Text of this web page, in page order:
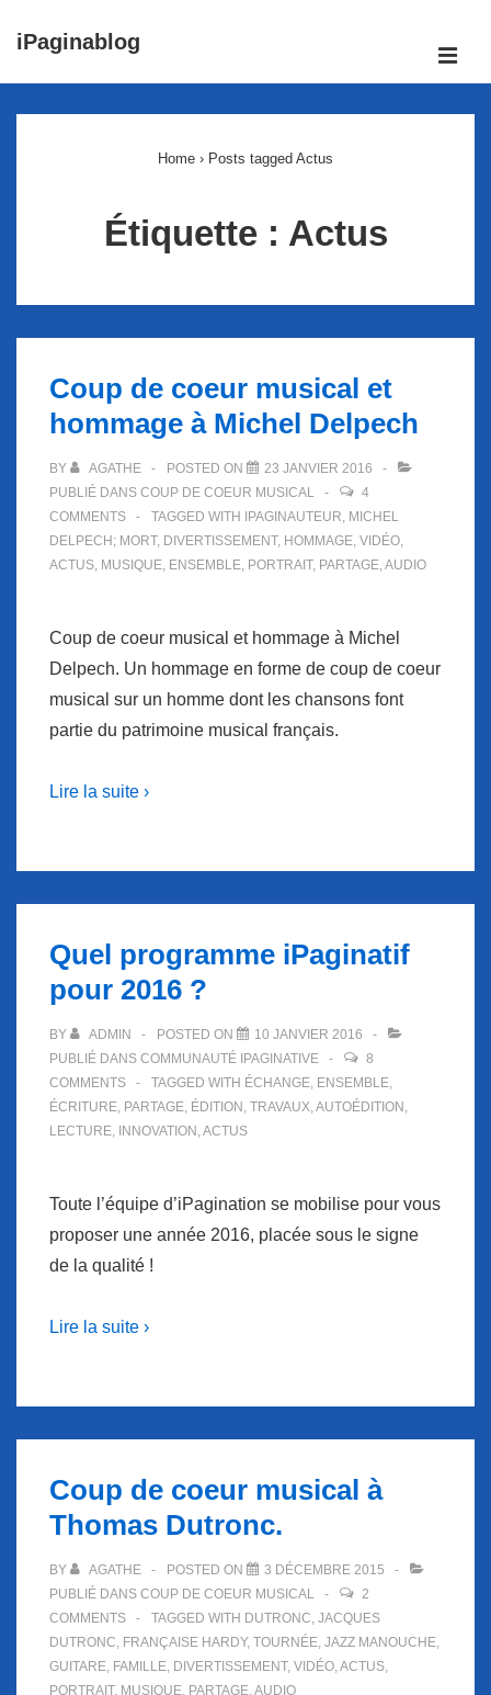
passer
iPaginablog
Home › Posts tagged Actus
Étiquette : Actus
Coup de coeur musical et
hommage à Michel Delpech
BY AGATHE POSTED ON
23 JANVIER 2016
PUBLIÉ DANS COUP DE COEUR MUSICAL
4
COMMENTS
TAGGED WITH IPAGINAUTEUR, MICHEL
DELPECH; MORT, DIVERTISSEMENT, HOMMAGE, VIDÉO,
ACTUS, MUSIQUE, ENSEMBLE, PORTRAIT, PARTAGE,AUDIO
Coup de coeur musical et hommage à Michel
Delpech. Un hommage en forme de coup de coeur
musical sur un homme dont les chansons font
partie du patrimoine musical français.
Lire la suite ›
Quel programme iPaginatif
pour 2016 ?
BY ADMIN POSTED ON
10 JANVIER 2016
PUBLIÉ DANS COMMUNAUTÉ IPAGINATIVE
8
COMMENTS
TAGGED WITH ÉCHANGE, ENSEMBLE,
ÉCRITURE, PARTAGE, ÉDITION , TRAVAUX,AUTOÉDITION ,
LECTURE, INNOVATION ,ACTUS
Toute l’équipe d’iPagination se mobilise pour vous
proposer une année 2016, placée sous le signe
de la qualité !
Lire la suite ›
Coup de coeur musical à
Thomas Dutronc.
BY AGATHE POSTED ON
3 DÉCEMBRE 2015
PUBLIÉ DANS COUP DE COEUR MUSICAL
2
COMMENTS
TAGGED WITH DUTRONC, JACQUES
DUTRONC, FRANÇAISE HARDY, TOURNÉE, JAZZ MANOUCHE,
GUITARE, FAMILLE, DIVERTISSEMENT, VIDÉO,ACTUS,
PORTRAIT, MUSIQUE, PARTAGE,AUDIO